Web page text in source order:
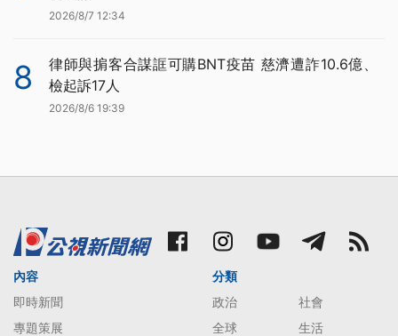
2026/8/7 12:34
8
律師與掮客合謀誆可購BNT疫苗 慈濟遭詐10.6億、
檢起訴17人
2026/8/6 19:39
內容
即時新聞
專題策展
分類
政治
社會
全球
生活